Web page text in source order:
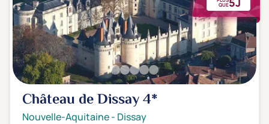
QUE
Château de Dissay4*
Nouvelle-Aquitaine- Dissay